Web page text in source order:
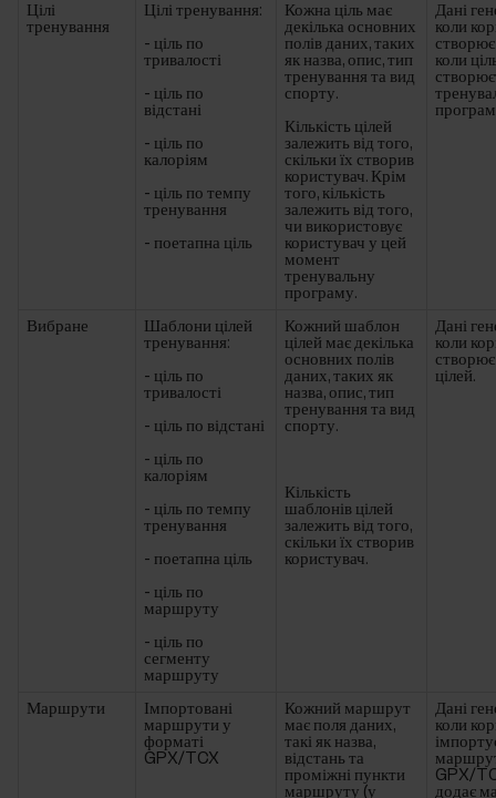
Цілі
тренування
Цілі тренування:
- ціль по
тривалості
- ціль по
відстані
- ціль по
калоріям
- ціль по темпу
тренування
- поетапна ціль
Кожна ціль має
декілька основних
полів даних, таких
як назва, опис, тип
тренування та вид
спорту.
Кількість цілей
залежить від того,
скільки їх створив
користувач. Крім
того, кількість
залежить від того,
чи використовує
користувач у цей
момент
тренувальну
програму.
Дані
коли
створює
коли
Вибране
Шаблони цілей
тренування:
- ціль по
тривалості
- ціль по відстані
- ціль по
калоріям
- ціль по темпу
тренування
- поетапна ціль
- ціль по
маршруту
- ціль по
сегменту
маршруту
Кожний шаблон
цілей має декілька
основних полів
даних, таких як
назва, опис, тип
тренування та вид
спорту.
Кількість
шаблонів цілей
залежить від того,
скільки їх створив
користувач.
Дані
коли
цілей.
Маршрути
Імпортовані
маршрути у
форматі
GPX/TCX
Кожний маршрут
має поля даних,
такі як назва,
відстань та
проміжні пункти
маршруту (у
Дані
коли
GPX/
додає